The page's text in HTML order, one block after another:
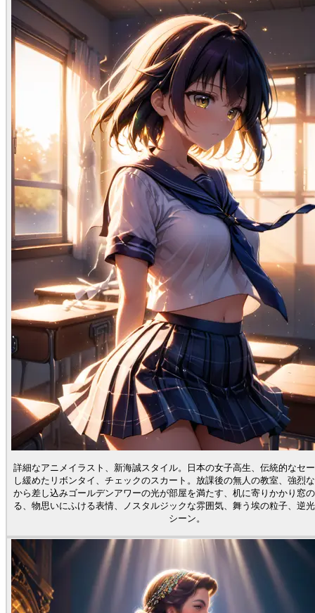
詳細なアニメイラスト、新海誠スタイル。日本の女子高生、伝統的なセ
し緩めたリボンタイ、チェックのスカート。放課後の無人の教室、強烈
から差し込みゴールデンアワーの光が部屋を満たす、机に寄りかかり窓
る、物思いにふける表情、ノスタルジックな雰囲気、舞う埃の粒子、逆
シーン。